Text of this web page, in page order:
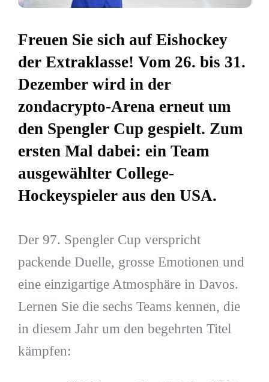
Freuen Sie sich auf Eishockey
der Extraklasse! Vom 26. bis 31.
Dezember wird in der
zondacrypto-Arena erneut um
den Spengler Cup gespielt. Zum
ersten Mal dabei: ein Team
ausgewählter College-
Hockeyspieler aus den USA.
Der 97. Spengler Cup verspricht
packende Duelle, grosse Emotionen und
eine einzigartige Atmosphäre in Davos.
Lernen Sie die sechs Teams kennen, die
in diesem Jahr um den begehrten Titel
kämpfen: